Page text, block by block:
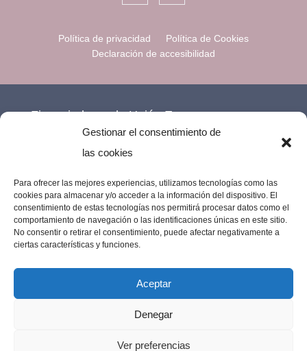
Gestionar el consentimiento de
las cookies
Para ofrecer las mejores experiencias, utilizamos tecnologías como las
cookies para almacenar y/o acceder a la información del dispositivo. El
consentimiento de estas tecnologías nos permitirá procesar datos como el
comportamiento de navegación o las identificaciones únicas en este sitio.
No consentir o retirar el consentimiento, puede afectar negativamente a
ciertas características y funciones.
Aceptar
Denegar
Ver preferencias
Política de privacidad
Política de Cookies
Declaración de accesibilidad
Financiado por la Unión Europea –
NextGenerationEU.
Imprenta Los Remedios © 2023 | Todos los